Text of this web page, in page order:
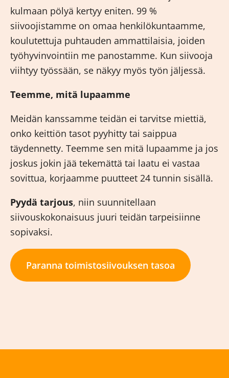
kulmaan pölyä kertyy eniten. 99 %
siivoojistamme on omaa henkilökuntaamme,
koulutettuja puhtauden ammattilaisia, joiden
työhyvinvointiin me panostamme. Kun siivooja
viihtyy työssään, se näkyy myös työn jäljessä.
Teemme, mitä lupaamme
Meidän kanssamme teidän ei tarvitse miettiä,
onko keittiön tasot pyyhitty tai saippua
täydennetty. Teemme sen mitä lupaamme ja jos
joskus jokin jää tekemättä tai laatu ei vastaa
sovittua, korjaamme puutteet 24 tunnin sisällä.
Pyydä tarjous, niin suunnitellaan
siivouskokonaisuus juuri teidän tarpeisiinne
sopivaksi.
Paranna toimistosiivouksen tasoa